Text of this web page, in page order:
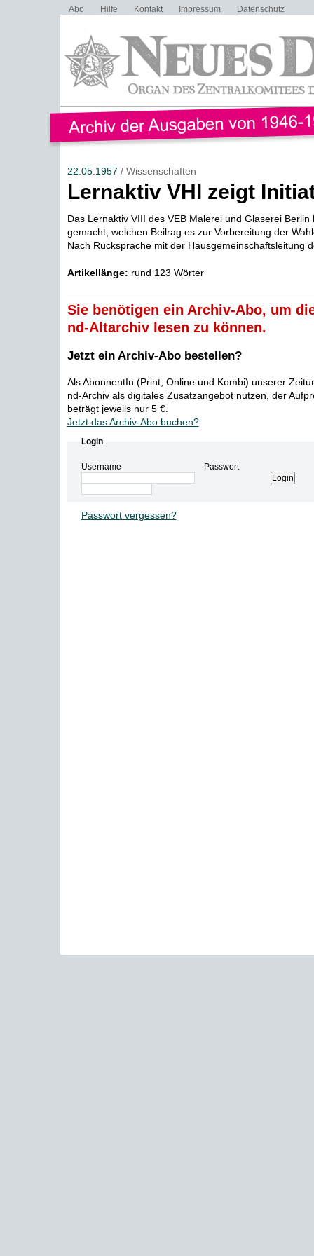
Abo Hilfe Kontakt Impressum Datenschutz
22.05.1957 / Wissenschaften
Lernaktiv VHI zeigt
Das Lernaktiv VIII des VEB Malerei und Glaserei Berlin
gemacht, welchen Beilrag es zur Vorbereitung der
Nach Rücksprache mit der Hausgemeinschaftsleitung
Artikellänge: rund 123 Wörter
Sie benötigen ein Archiv-Abo, um
nd-Altarchiv lesen zu können.
Jetzt ein Archiv-Abo bestellen?
Als AbonnentIn (Print, Online und Kombi) unserer
nd-Archiv als digitales Zusatzangebot nutzen, der
beträgt jeweils nur 5 €.
Jetzt das Archiv-Abo buchen?
Login
Username Passwort
Passwort vergessen?